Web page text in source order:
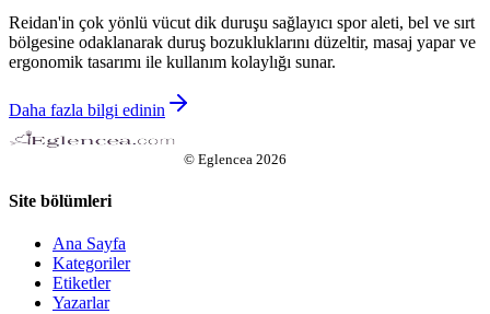
Reidan'in çok yönlü vücut dik duruşu sağlayıcı spor aleti, bel ve sırt
bölgesine odaklanarak duruş bozukluklarını düzeltir, masaj yapar ve
ergonomik tasarımı ile kullanım kolaylığı sunar.
Daha fazla bilgi edinin
© Eglencea 2026
Site bölümleri
Ana Sayfa
Kategoriler
Etiketler
Yazarlar